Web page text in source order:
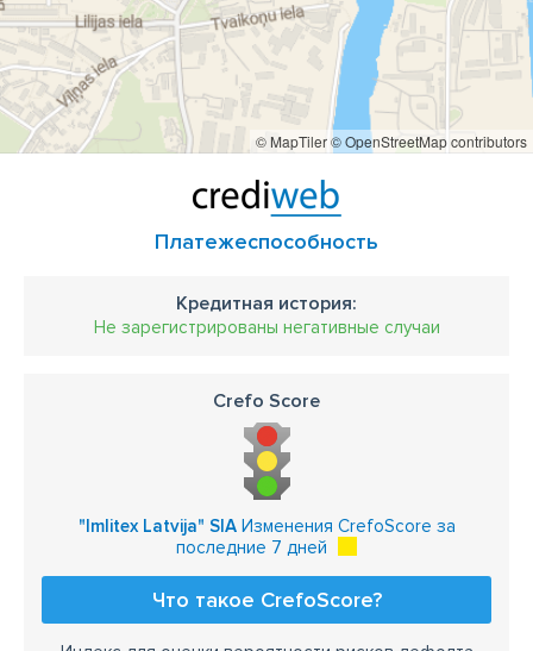
© MapTiler© OpenStreetMap contributors
Платежеспособность
Кредитная история:
Не зарегистрированы негативные случаи
Crefo Score
"Imlitex Latvija" SIAИзменения CrefoScore за
последние 7 дней
Что такое CrefoScore?